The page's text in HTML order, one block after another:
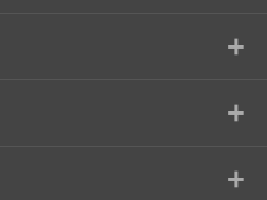
+
+
+